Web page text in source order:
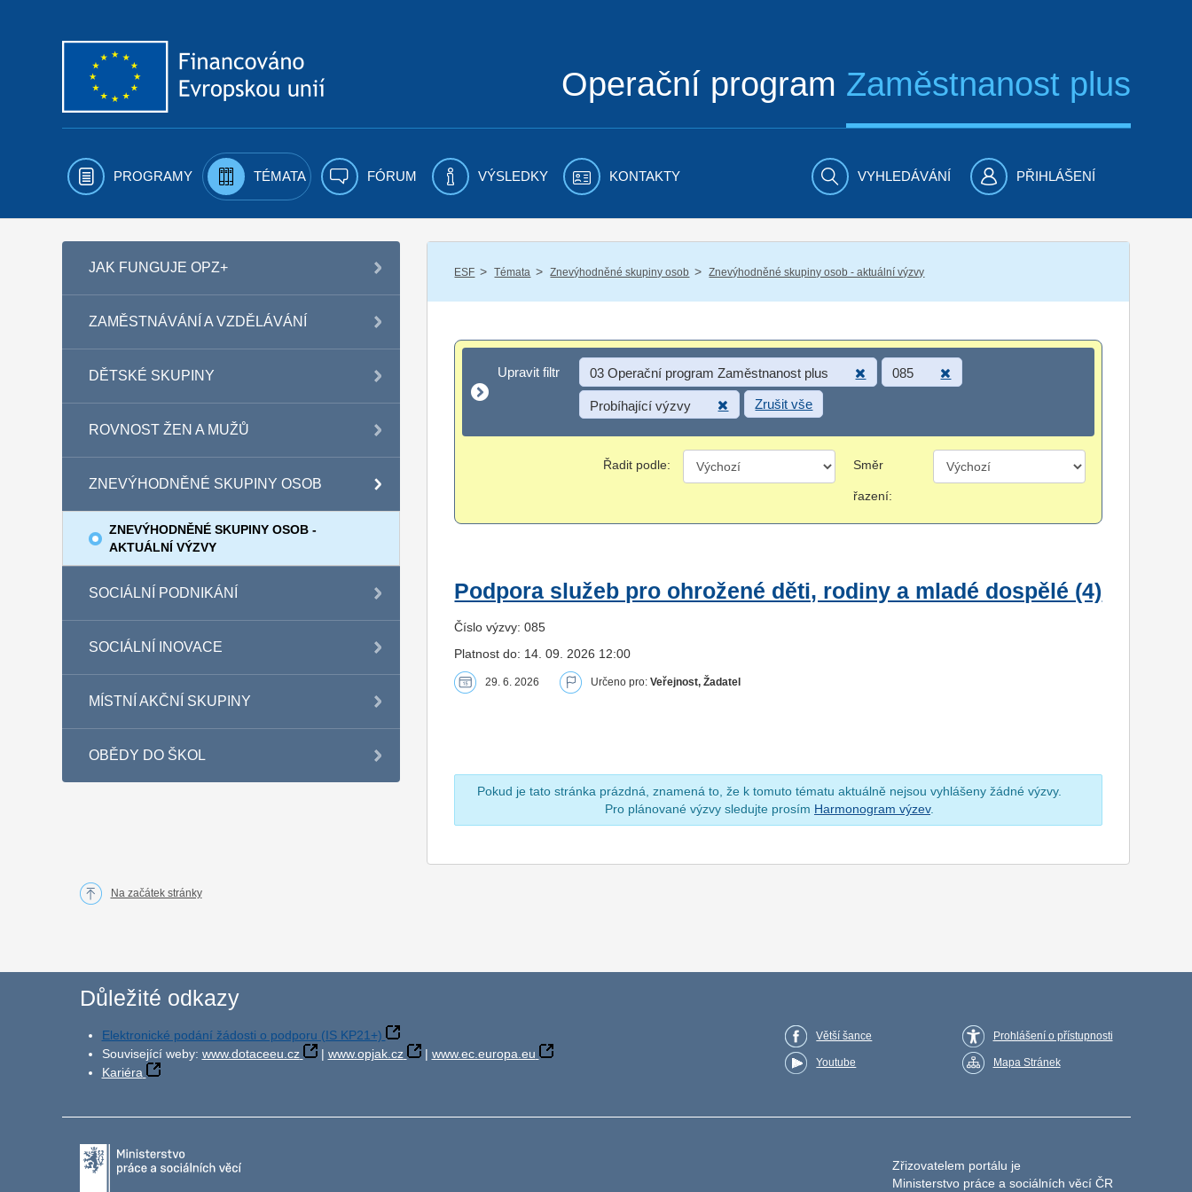
Operační program Zaměstnanost plus
PROGRAMY TÉMATA FÓRUM VÝSLEDKY KONTAKTY VYHLEDÁVÁNÍ PŘIHLÁŠENÍ
JAK FUNGUJE OPZ+
ZAMĚSTNÁVÁNÍ A VZDĚLÁVÁNÍ
DĚTSKÉ SKUPINY
ROVNOST ŽEN A MUŽŮ
ZNEVÝHODNĚNÉ SKUPINY OSOB
ZNEVÝHODNĚNÉ SKUPINY OSOB -
AKTUÁLNÍ VÝZVY
SOCIÁLNÍ PODNIKÁNÍ
SOCIÁLNÍ INOVACE
MÍSTNÍ AKČNÍ SKUPINY
OBĚDY DO ŠKOL
ESF / Témata / Znevýhodněné skupiny osob / Znevýhodněné skupiny osob - aktuální výzvy
Upravit filtr
Upravit filtr 03 Operační program Zaměstnanost plus 085
Probíhající výzvy Zrušit vše
Řadit podle: Směr
řazení:
Podpora služeb pro ohrožené děti, rodiny a mladé dospělé (4)
Číslo výzvy: 085
Platnost do: 14. 09. 2026 12:00
29. 6. 2026 Určeno pro:Veřejnost, Žadatel
Pokud je tato stránka prázdná, znamená to, že k tomuto tématu aktuálně nejsou vyhlášeny žádné výzvy.
Pro plánované výzvy sledujte prosím Harmonogram výzev.
Na začátek stránky
Důležité odkazy
Elektronické podání žádosti o podporu (IS KP21+)
Související weby: www.dotaceeu.cz | www.opjak.cz | www.ec.europa.eu
Kariéra
Větší šance
Youtube
Prohlášení o přístupnosti
Mapa Stránek
Zřizovatelem portálu je
Ministerstvo práce a sociálních věcí ČR